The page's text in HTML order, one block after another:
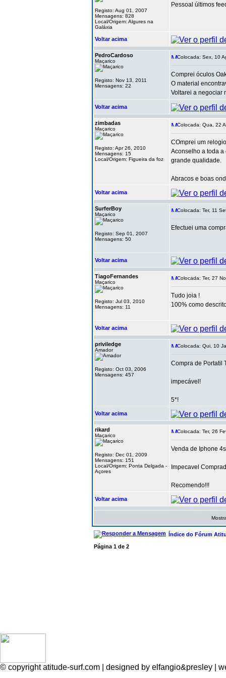
Registo: Aug 01, 2007
Mensagens: 828
Local/Origem: Algures na
Galáxia
Pessoal últimos
Voltar acima
PedroCardoso
Maçarico
Registo: Nov 13, 2011
Mensagens: 22
Colocada: Sex, 10
Comprei óculos
O material
Voltarei a negociar
Voltar acima
zimbadas
Maçarico
Registo: Apr 26, 2010
Mensagens: 15
Local/Origem: Figueira da foz
Colocada: Qua, 22
COmprei um
Aconselho a toda
grande qualidade.
Abracos e boas
Voltar acima
SurferBoy
Maçarico
Registo: Sep 01, 2007
Mensagens: 50
Colocada: Ter, 11
Efectuei uma
Voltar acima
TiagoFernandes
Maçarico
Registo: Jul 03, 2010
Mensagens: 11
Colocada: Ter, 27
Tudo joia !
100% como
Voltar acima
priviledge
Amador
Registo: Oct 03, 2006
Mensagens: 457
Colocada: Qui, 10
Compra de Portatil
impecável!
5*!
Voltar acima
rikard
Maçarico
Registo: Dec 01, 2009
Mensagens: 151
Local/Origem: Ponta Delgada -
Açores
Colocada: Ter, 26
Venda de Iphone 4s
Impecavel
Recomendo!!!
Voltar acima
Índice do Fórum
Página 1 de 2
© copyright atitude-surf.com | designed by elfangio&presley |